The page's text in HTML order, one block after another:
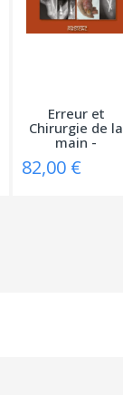
Erreur et
Chirurgie de la
main -
82,00 €